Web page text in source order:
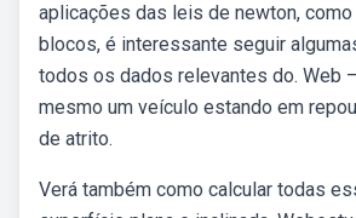
aplicações das leis de newton,
blocos, é interessante seguir
todos os dados relevantes do. Web
mesmo um veículo estando em
de atrito.
Verá também como calcular todas